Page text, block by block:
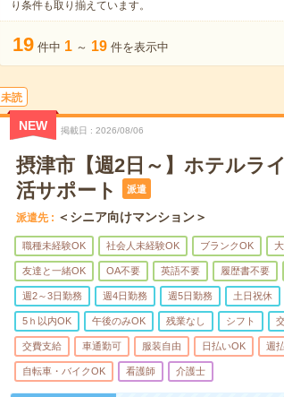
り条件も取り揃えています。
19 件中 1 ～ 19 件を表示中
未読
NEW 掲載日 2026/08/06
摂津市【週2日～】ホテルラ
活サポート
派遣
派遣先 ＜シニア向けマンション＞
職種未経験OK 社会人未経験OK ブランクOK
友達と一緒OK OA不要 英語不要 履歴書不要
週2～3日勤務 週4日勤務 週5日勤務 土日祝休
5ｈ以内OK 午後のみOK 残業なし シフト
交費支給 車通勤可 服装自由 日払いOK 週
自転車・バイクOK 看護師 介護士